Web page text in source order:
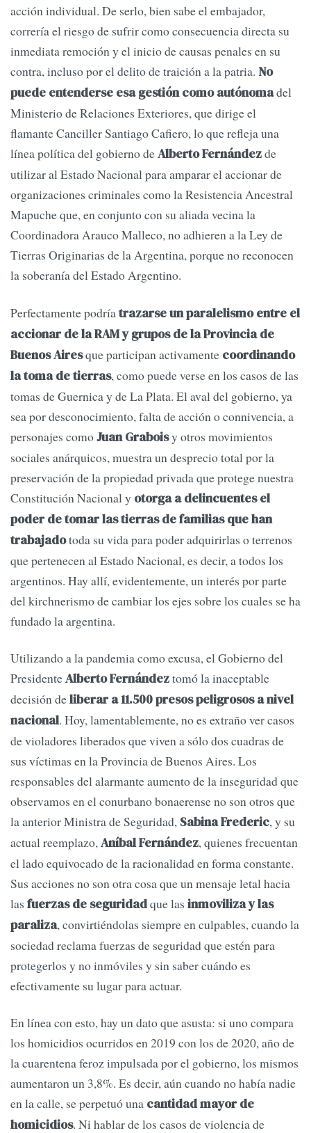
acción individual. De serlo, bien sabe el embajador,
correría el riesgo de sufrir como consecuencia directa su
inmediata remoción y el inicio de causas penales en su
contra, incluso por el delito de traición a la patria. No
puede entenderse esa gestión como autónomadel
Ministerio de Relaciones Exteriores, que dirige el
flamante Canciller Santiago Cafiero, lo que refleja una
línea política del gobierno deAlberto Fernándezde
utilizar al Estado Nacional para amparar el accionar de
organizaciones criminales como la Resistencia Ancestral
Mapuche que, en conjunto con su aliada vecina la
Coordinadora Arauco Malleco, no adhieren a la Ley de
Tierras Originarias de la Argentina, porque no reconocen
la soberanía del Estado Argentino.
Perfectamente podríatrazarse un paralelismo entre el
accionar de la RAM y grupos de la Provincia de
Buenos Airesque participan activamente coordinando
la toma de tierras, como puede verse en los casos de las
tomas de Guernica y de La Plata. El aval del gobierno, ya
sea por desconocimiento, falta de acción o connivencia, a
personajes comoJuan Graboisy otros movimientos
sociales anárquicos, muestra un desprecio total por la
preservación de la propiedad privada que protege nuestra
Constitución Nacional y otorga a delincuentes el
poder de tomar las tierras de familias que han
trabajadotoda su vida para poder adquirirlas o terrenos
que pertenecen al Estado Nacional, es decir, a todos los
argentinos. Hay allí, evidentemente, un interés por parte
del kirchnerismo de cambiar los ejes sobre los cuales se ha
fundado la argentina.
Utilizando a la pandemia como excusa, el Gobierno del
PresidenteAlberto Fernándeztomó la inaceptable
decisión deliberar a 11.500 presos peligrosos a nivel
nacional. Hoy, lamentablemente, no es extraño ver casos
de violadores liberados que viven a sólo dos cuadras de
sus víctimas en la Provincia de Buenos Aires. Los
responsables del alarmante aumento de la inseguridad que
observamos en el conurbano bonaerense no son otros que
la anterior Ministra de Seguridad, Sabina Frederic, y su
actual reemplazo,Aníbal Fernández, quienes frecuentan
el lado equivocado de la racionalidad en forma constante.
Sus acciones no son otra cosa que un mensaje letal hacia
las fuerzas de seguridadque las inmoviliza y las
paraliza, convirtiéndolas siempre en culpables, cuando la
sociedad reclama fuerzas de seguridad que estén para
protegerlos y no inmóviles y sin saber cuándo es
efectivamente su lugar para actuar.
En línea con esto, hay un dato que asusta: si uno compara
los homicidios ocurridos en 2019 con los de 2020, año de
la cuarentena feroz impulsada por el gobierno, los mismos
aumentaron un 3,8%. Es decir, aún cuando no había nadie
en la calle, se perpetuó una cantidad mayor de
homicidios. Ni hablar de los casos de violencia de